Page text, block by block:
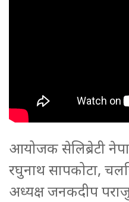
आयोजक सेलिब्रेटी
रघुनाथ सापकोटा,
अध्यक्ष जनकदीप